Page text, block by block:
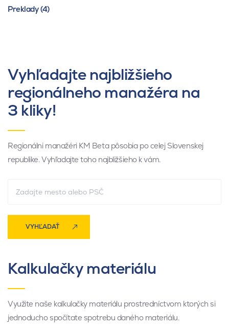
Preklady (4)
Vyhľadajte najbližšieho
regionálneho manažéra na
3 kliky!
Regionálni manažéri KM Beta pôsobia po celej Slovenskej
republike. Vyhľadajte toho najbližšieho k vám.
VYHĽADAŤ
Kalkulačky materiálu
Využite naše kalkulačky materiálu prostredníctvom ktorých si
jednoducho spočítate spotrebu daného materiálu.